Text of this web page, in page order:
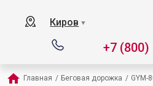
Киров ▼
+7 (800)
Главная / Беговая дорожка / GYM-